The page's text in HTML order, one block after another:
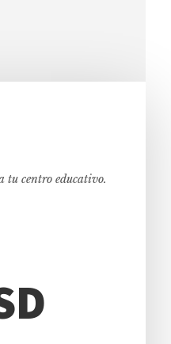
tu centro educativo.